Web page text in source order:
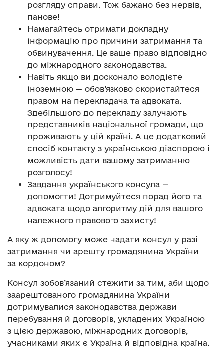
розгляду справи. Тож бажано без нервів,
панове!
Намагайтесь отримати докладну
інформацію про причини затримання та
обвинувачення. Це ваше право відповідно
до міжнародного законодавства.
Навіть якщо ви досконало володієте
іноземною — обов’язково скористайтеся
правом на перекладача та адвоката.
Здебільшого до перекладу залучають
представників національної громади, що
проживають у цій країні. А це додатковий
спосіб контакту з українською діаспорою і
можливість дати вашому затриманню
розголосу!
Завдання українського консула —
допомогти! Дотримуйтеся порад його та
адвоката щодо алгоритму дій для вашого
належного правового захисту!
А яку ж допомогу може надати консул у разі
затримання чи арешту громадянина України
за кордоном?
Консул зобов’язаний стежити за тим, аби щодо
заарештованого громадянина України
дотримувалися законодавства держави
перебування й договорів, укладених Україною
з цією державою, міжнародних договорів,
учасниками яких є Україна й відповідна країна.